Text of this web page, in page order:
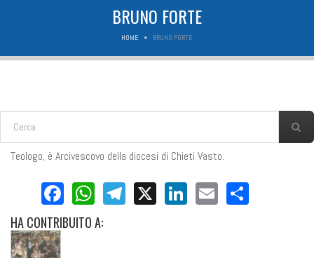
BRUNO FORTE
HOME BRUNO FORTE
FORM DI RICERCA
Teologo, è Arcivescovo della diocesi di Chieti Vasto.
Facebook
WhatsApp
Telegram
X LinkedIn
Email
HACONTRIBUITO A: